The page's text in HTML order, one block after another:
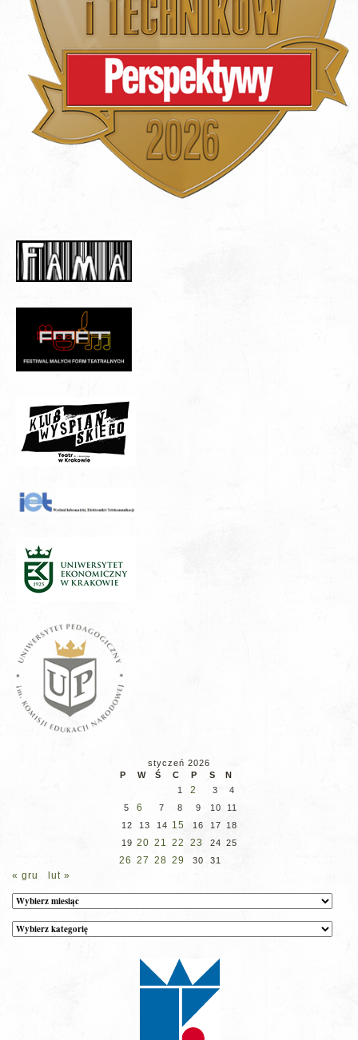
styczeń 2026
P
W Ś C P S
N
1
2 3
4
5
6 7 8 9 10
11
12
13 14 15 16 17
18
19 20 21 22 23 24 25
26 27 28 29 30 31
« gru lut »
Archiwum
Kategorie
wpisów